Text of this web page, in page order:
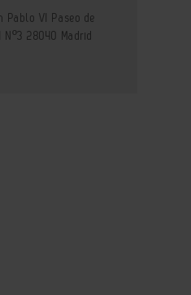
Pablo VI Paseo de
Nº3 28040 Madrid